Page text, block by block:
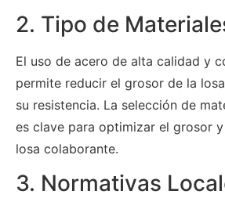
2. Tipo de
El uso de acero de alta calidad y
permite reducir el grosor de la
su resistencia. La selección de
es clave para optimizar el grosor
losa colaborante.
3. Normativas